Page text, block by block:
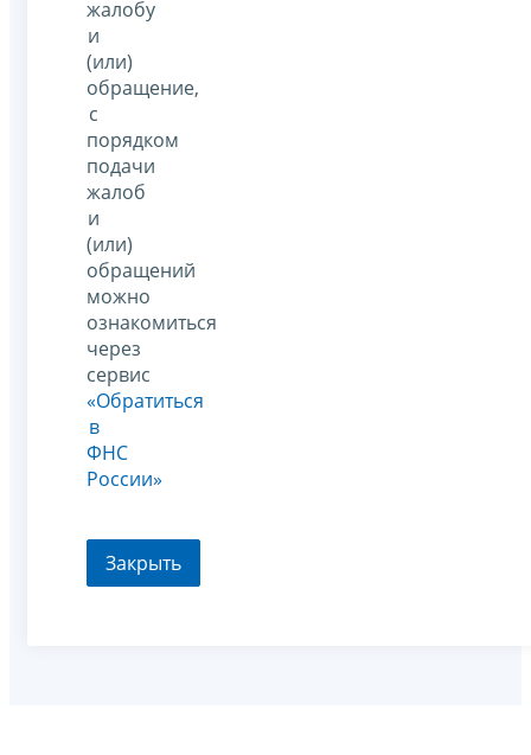
жалобу
и
(или)
обращение,
с
порядком
подачи
жалоб
и
(или)
обращений
можно
ознакомиться
через
сервис
«Обратиться
в
ФНС
России»
Закрыть